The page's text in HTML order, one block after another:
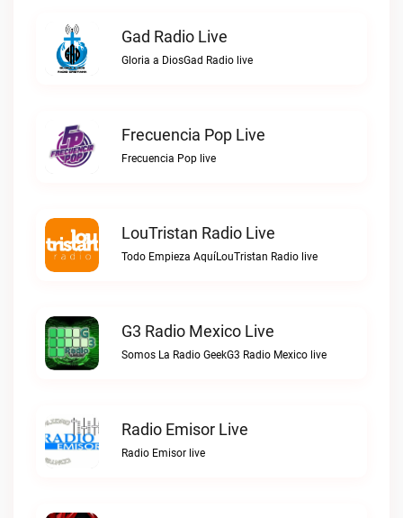
Gad Radio Live
Gloria a DiosGad Radio live
Frecuencia Pop Live
Frecuencia Pop live
LouTristan Radio Live
Todo Empieza AquíLouTristan Radio live
G3 Radio Mexico Live
Somos La Radio GeekG3 Radio Mexico live
Radio Emisor Live
Radio Emisor live